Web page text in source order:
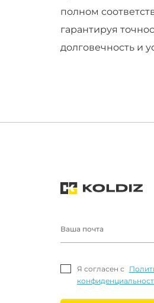
полном
гарантируя
долговечность и
Я согласен с